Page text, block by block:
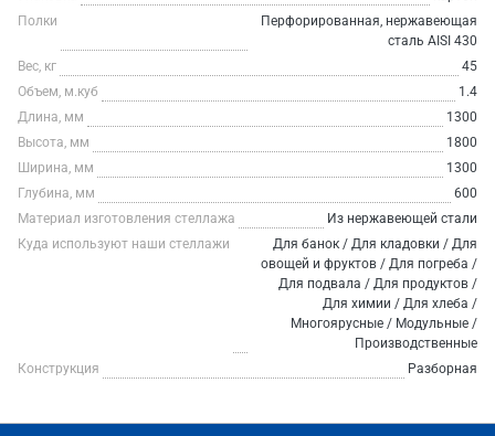
Полки
Перфорированная, нержавеющая
сталь AISI 430
Вес, кг
45
Объем, м.куб
1.4
Длина, мм
1300
Высота, мм
1800
Ширина, мм
1300
Глубина, мм
600
Материал изготовления стеллажа
Из нержавеющей стали
Куда используют наши стеллажи
Для банок / Для кладовки / Для
овощей и фруктов / Для погреба /
Для подвала / Для продуктов /
Для химии / Для хлеба /
Многоярусные / Модульные /
Производственные
Конструкция
Разборная